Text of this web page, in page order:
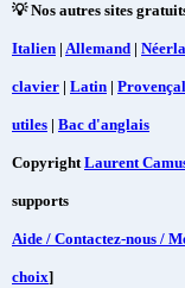
💡 Nos autres sites
Italien | Allemand |
clavier | Latin | Provençal
utiles | Bac d'anglais
CopyrightLaurent
supports
Aide / Contactez-nous /
choix]